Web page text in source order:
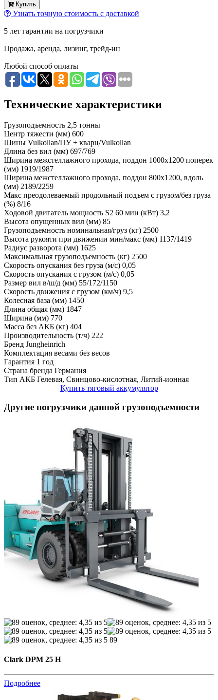
Купить
Узнать точную стоимость с доставкой
5 лет гарантии на погрузчики
Продажа, аренда, лизинг, трейд-ин
Любой способ оплаты
Технические характеристики
Грузоподъемность 2,5 тонны
Центр тяжести (мм) 600
Шины Vulkollan/ПУ + кварц/Vulkollan
Длина без вил (мм) 697/769
Ширина межстеллажного прохода, поддон 1000х1200 поперек
(мм) 1919/1987
Ширина межстеллажного прохода, поддон 800х1200, вдоль
(мм) 2189/2259
Макс преодолеваемый продольный подъем с грузом/без груза
(%) 8/16
Ходовой двигатель мощность S2 60 мин (кВт) 3,2
Высота опущенных вил (мм) 85
Грузоподъемность номинальная/груз (кг) 2500
Высота рукояти при движении мин/макс (мм) 1137/1419
Радиус разворота (мм) 1625
Максимальная грузоподъемность (кг) 2500
Скорость опускания без груза (м/с) 0,05
Скорость опускания c грузом (м/с) 0,05
Размер вил в/ш/д (мм) 55/172/1150
Скорость движения с грузом (км/ч) 9,5
Колесная база (мм) 1450
Длина общая (мм) 1847
Ширина (мм) 770
Масса без АКБ (кг) 404
Производительность (т/ч) 222
Бренд Jungheinrich
Комплектация весами без весов
Гарантия 1 год
Страна бренда Германия
Тип АКБ Гелевая, Свинцово-кислотная, Литий-ионная
Купить тяговый аккумулятор
Другие погрузчики данной грузоподъемности
89
Clark DPM 25 H
Подробнее